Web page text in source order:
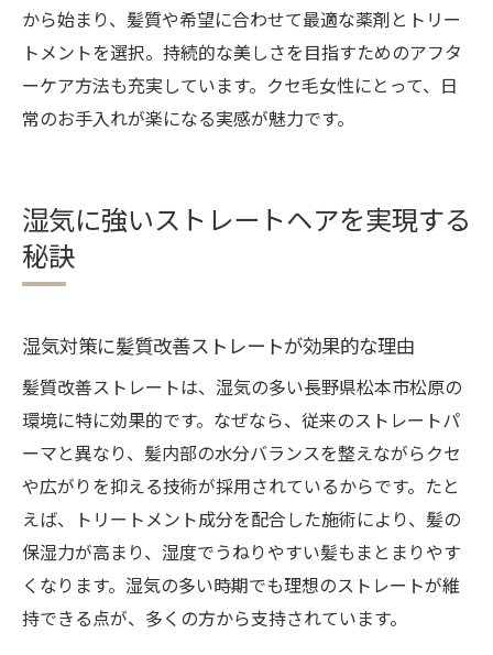
から始まり、髪質や希望に合わせて最適な薬剤とトリー
トメントを選択。持続的な美しさを目指すためのアフタ
ーケア方法も充実しています。クセ毛女性にとって、日
常のお手入れが楽になる実感が魅力です。
湿気に強いストレートヘアを実現する
秘訣
湿気対策に髪質改善ストレートが効果的な理由
髪質改善ストレートは、湿気の多い長野県松本市松原の
環境に特に効果的です。なぜなら、従来のストレートパ
ーマと異なり、髪内部の水分バランスを整えながらクセ
や広がりを抑える技術が採用されているからです。たと
えば、トリートメント成分を配合した施術により、髪の
保湿力が高まり、湿度でうねりやすい髪もまとまりやす
くなります。湿気の多い時期でも理想のストレートが維
持できる点が、多くの方から支持されています。